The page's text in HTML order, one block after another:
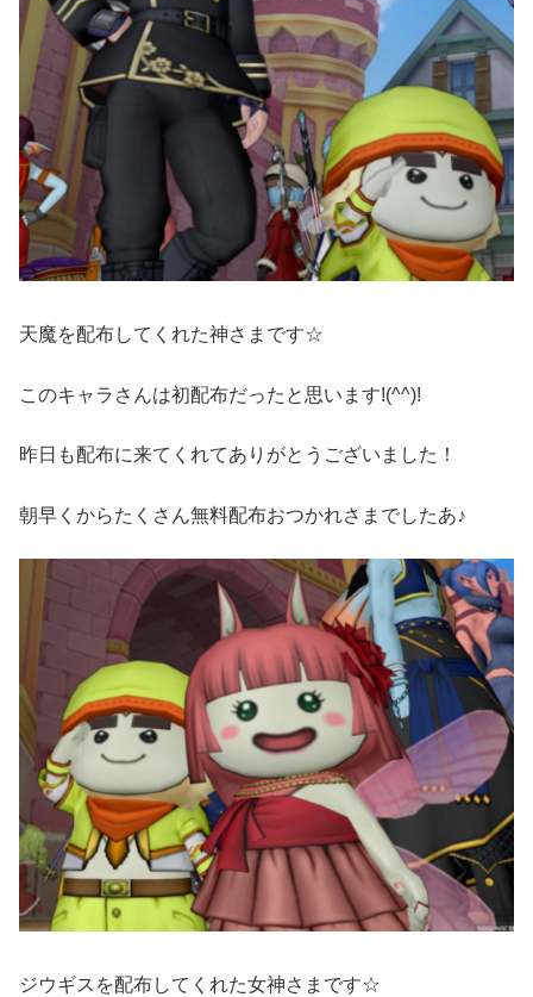
天魔を配布してくれた神さまです☆
このキャラさんは初配布だったと思います!(^^)!
昨日も配布に来てくれてありがとうございました！
朝早くからたくさん無料配布おつかれさまでしたあ♪
ジウギスを配布してくれた女神さまです☆